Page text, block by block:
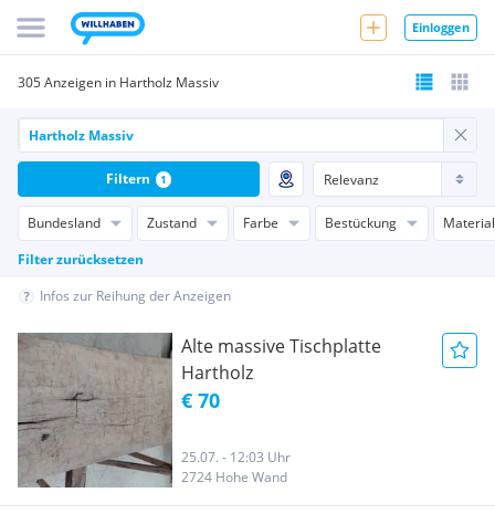
Einloggen
305 Anzeigen in Hartholz Massiv
Bundesland Zustand Farbe Bestückung
Material
Filter zurücksetzen
Filtern 1
Infos zur Reihung der Anzeigen
Alte massive Tischplatte
Hartholz
€ 70
25.07. - 12:03 Uhr
2724 Hohe Wand